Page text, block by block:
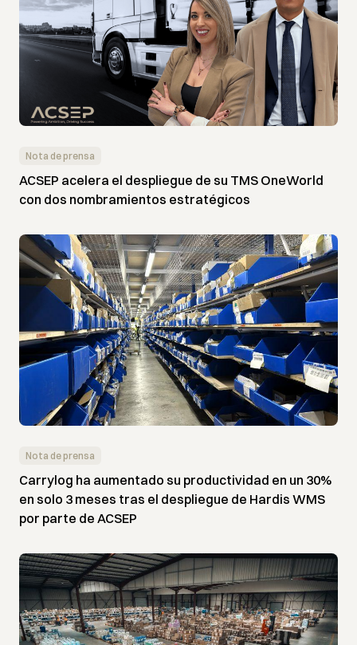
Nota de prensa
ACSEP acelera el despliegue de su TMS OneWorld
con dos nombramientos estratégicos
Nota de prensa
Carrylog ha aumentado su productividad en un 30%
en solo 3 meses tras el despliegue de Hardis WMS
por parte de ACSEP